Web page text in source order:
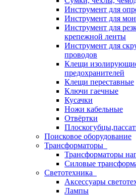
Инструмент для
Инструмент для
Инструмент для
крепежной ленты
Инструмент для
проводов
Клещи
предохранителей
Клещи переставные
Ключи гаечные
Кусачки
Ножи кабельные
Отвёртки
Поисковое оборудование
Трансформаторы
Трансформаторы
Силовые
Светотехника
Аксессуары
Лампы